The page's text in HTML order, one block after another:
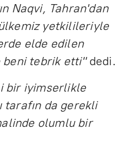
Naqvi, Tahran'dan
yetkilileriyle
elde edilen
beni tebrik etti"dedi.
bir iyimserlikle
tarafın da gerekli
olumlu bir